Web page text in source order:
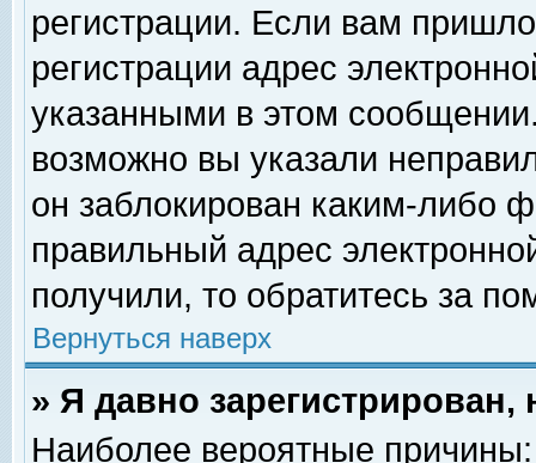
регистрации. Если вам
регистрации адрес
указанными в этом
возможно вы указали
он заблокирован каким-либо
правильный адрес
получили, то обратитесь за
Вернуться наверх
» Я давно
Наиболее вероятные